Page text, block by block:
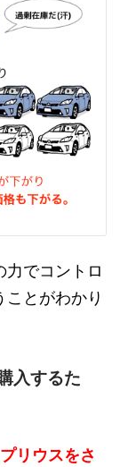
力でコントロ
とがわかり
入するた
リウスをさ